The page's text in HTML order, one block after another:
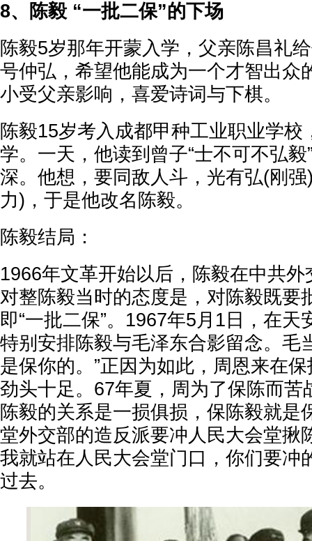
8、陈毅 “一批二保”的下场
陈毅5岁那年开蒙入学，父亲陈昌礼
号仲弘，希望他能成为一个才智出众
小受父亲影响，喜爱诗词与下棋。
陈毅15岁考入成都甲种工业职业学校
学。一天，他读到曾子“士不可不弘
深。他想，要同敌人斗，光有弘(刚
力)，于是他改名陈毅。
陈毅结局：
1966年文革开始以后，陈毅在中共
对整陈毅当时的态度是，对陈毅既要
即“一批二保”。1967年5月1日，在天
特别安排陈毅与毛泽东合影留念。毛
是保你的。”正因为如此，周恩来在
劲头十足。67年夏，周为了保陈而苦
陈毅的关系是一损俱损，保陈毅就是
堂外交部的造反派要冲人民大会堂揪
我就站在人民大会堂门口，你们要冲
过去。